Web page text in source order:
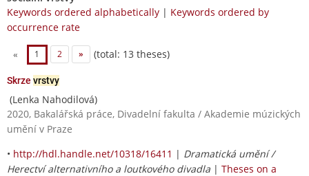
Keywords ordered alphabetically | Keywords ordered by
occurrence rate
« 1 2 » (total: 13 theses)
Skrze vrstvy
(Lenka Nahodilová)
2020, Bakalářská práce, Divadelní fakulta / Akademie múzických
umění v Praze
• http://hdl.handle.net/10318/16411 | Dramatická umění /
Herectví alternativního a loutkového divadla | Theses on a